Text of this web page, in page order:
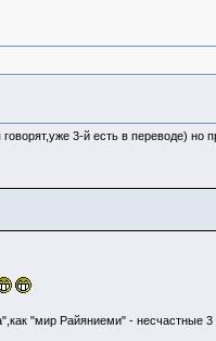
3-й есть в переводе) но
"мир Райяниеми" - несчастные 3